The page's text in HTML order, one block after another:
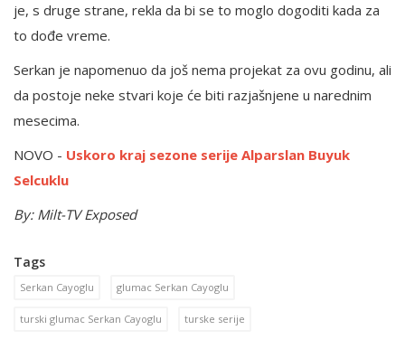
je, s druge strane, rekla da bi se to moglo dogoditi kada za
to dođe vreme.
Serkan je napomenuo da još nema projekat za ovu godinu, ali
da postoje neke stvari koje će biti razjašnjene u narednim
mesecima.
NOVO - Uskoro kraj sezone serije Alparslan Buyuk
Selcuklu
By: Milt-TV Exposed
Tags
Serkan Cayoglu glumac Serkan Cayoglu
turski glumac Serkan Cayoglu turske serije